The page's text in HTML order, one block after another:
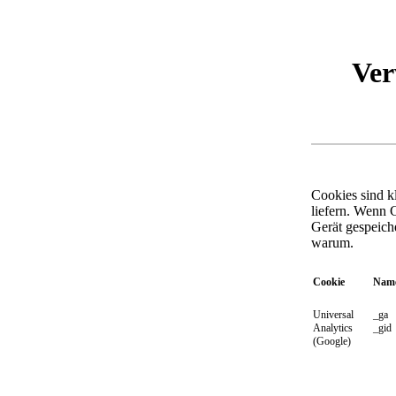
Cookies sind
liefern. Wenn
Gerät
warum.
Cookie
Universal
Analytics
(Google)
_ga
_gid